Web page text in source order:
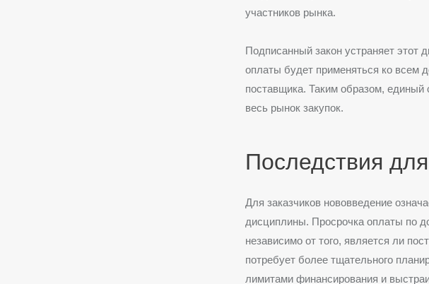
участников рынка.
Подписанный закон устраняет этот
оплаты будет применяться ко всем
поставщика. Таким образом, единый
весь рынок закупок.
Последствия
Для заказчиков нововведение
дисциплины. Просрочка оплаты по
независимо от того, является ли
потребует более тщательного
лимитами финансирования и